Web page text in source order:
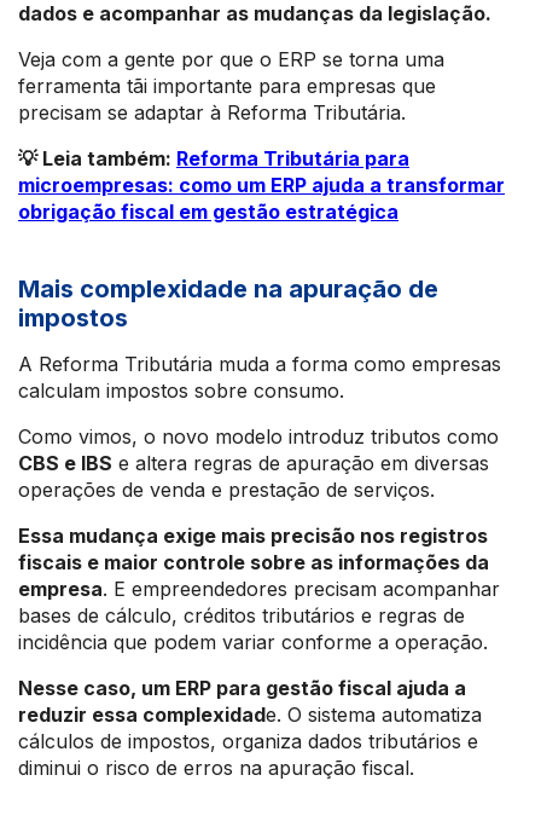
dados e acompanhar as mudanças da legislação.
Veja com a gente por que o ERP se torna uma
ferramenta tãi importante para empresas que
precisam se adaptar à Reforma Tributária.
💡 Leia também: Reforma Tributária para
microempresas: como um ERP ajuda a transformar
obrigação fiscal em gestão estratégica
Mais complexidade na apuração de
impostos
A Reforma Tributária muda a forma como empresas
calculam impostos sobre consumo.
Como vimos, o novo modelo introduz tributos como
CBS e IBS e altera regras de apuração em diversas
operações de venda e prestação de serviços.
Essa mudança exige mais precisão nos registros
fiscais e maior controle sobre as informações da
empresa. E empreendedores precisam acompanhar
bases de cálculo, créditos tributários e regras de
incidência que podem variar conforme a operação.
Nesse caso, um ERP para gestão fiscal ajuda a
reduzir essa complexidade. O sistema automatiza
cálculos de impostos, organiza dados tributários e
diminui o risco de erros na apuração fiscal.